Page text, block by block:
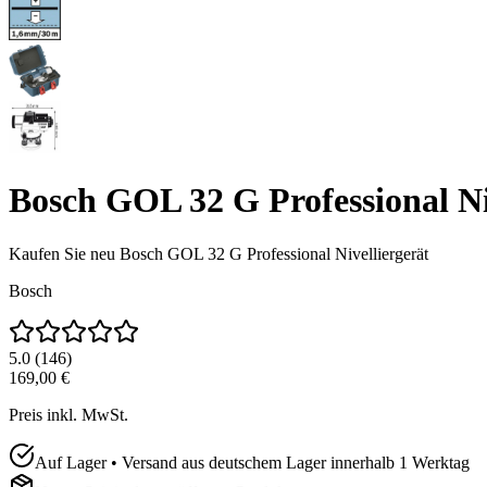
Bosch GOL 32 G Professional
Kaufen Sie neu Bosch GOL 32 G Professional Nivelliergerät
Bosch
5.0 (146)
169,00 €
Preis inkl. MwSt.
Auf Lager • Versand aus deutschem Lager innerhalb 1 Werktag